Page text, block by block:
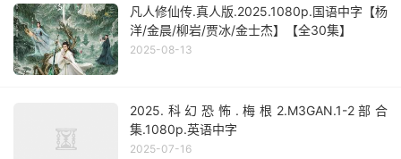
凡人修仙传.真人版.2025.1080p.国语中字【杨
洋/金晨/柳岩/贾冰/金士杰】【全30集】
2025-08-13
2025.科幻恐怖.梅根2.M3GAN.1-2部合
集.1080p.英语中字
2025-07-16